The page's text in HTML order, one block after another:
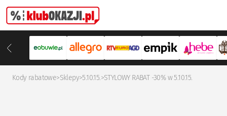
Kody rabatowe>Sklepy>5.10.15.>STYLOWY RABAT -30% w 5.10.15.